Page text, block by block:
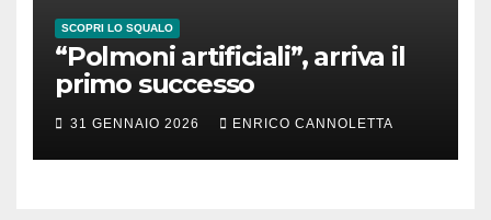
SCOPRI LO SQUALO
“Polmoni artificiali”, arriva il
primo successo
31 GENNAIO 2026 ENRICO CANNOLETTA